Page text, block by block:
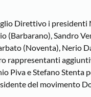
Direttivo i
Sandro
(Noventa), Nerio
rappresentanti
Piva e Stefano Stenta
del movimento